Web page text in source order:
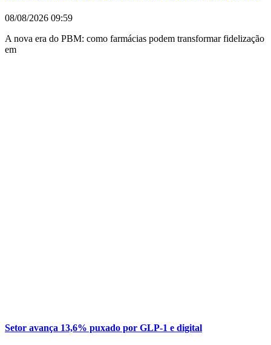
08/08/2026 09:59
A nova era do PBM: como farmácias podem transformar fidelização
em
Setor avança 13,6% puxado por GLP-1 e digital